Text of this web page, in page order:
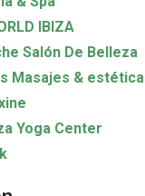
IBIZA
Salón De Belleza
Masajes & estética
Yoga Center